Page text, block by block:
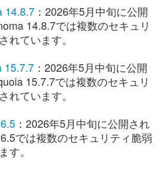
14.8.7 ：2026年5月中旬に公開
14.8.7では複数のセキュリ
れています。
15.7.7 ：2026年5月中旬に公開
15.7.7では複数のセキュリ
れています。
：2026年5月中旬に公開され
では複数のセキュリティ脆弱
す。